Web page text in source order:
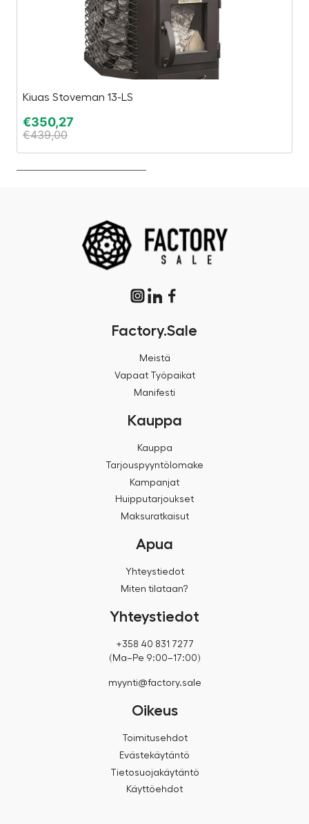
Kiuas Stoveman 13-LS
€350,27
€439,00
Factory.Sale
Meistä
Vapaat Työpaikat
Manifesti
Kauppa
Kauppa
Tarjouspyyntölomake
Kampanjat
Huipputarjoukset
Maksuratkaisut
Apua
Yhteystiedot
Miten tilataan?
Yhteystiedot
+358 40 831 7277
(Ma–Pe 9:00–17:00)
myynti@factory.sale
Oikeus
Toimitusehdot
Evästekäytäntö
Tietosuojakäytäntö
Käyttöehdot